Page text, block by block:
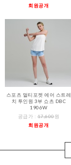
회원공개
스포츠 멀티포켓 에어 스트레
치 투인원 3부 쇼츠 DBC
1906W
공급가 :17,600원
회원공개